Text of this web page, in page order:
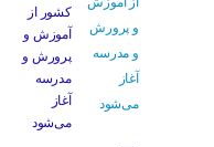
کشور از
آموزش و
پرورش و
مدرسه
آغاز
می‌شود